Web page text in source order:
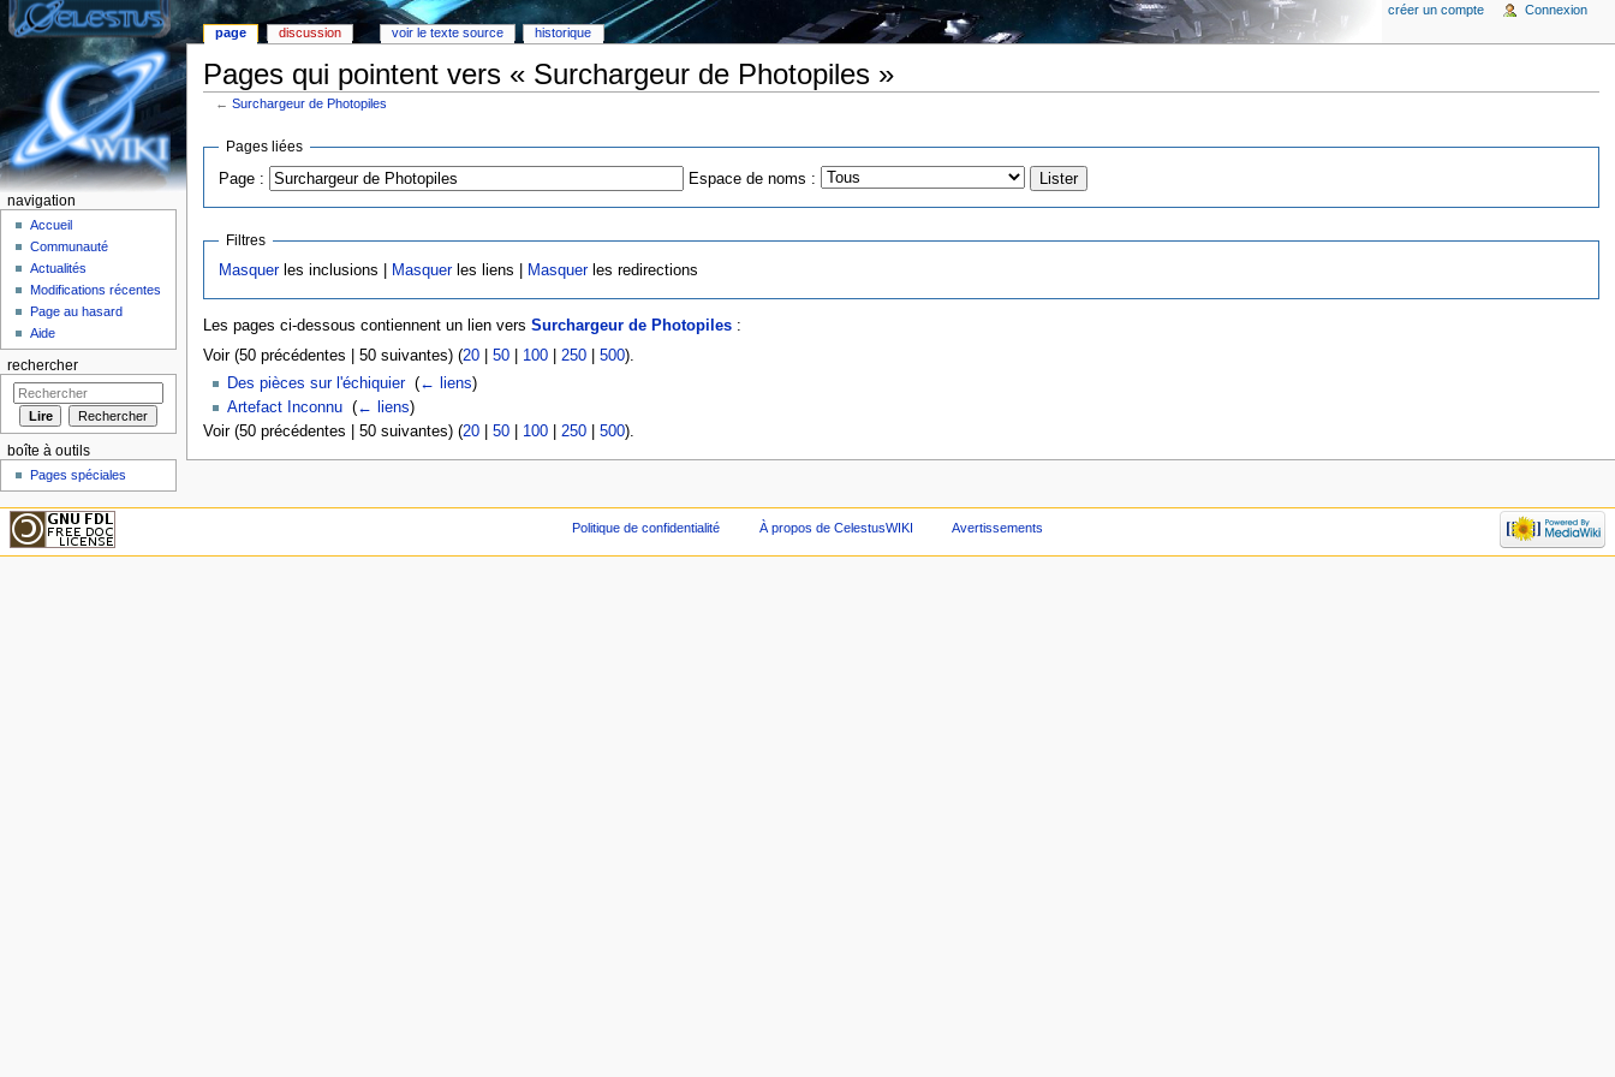
Pages qui pointent vers « Surchargeur de Photopiles »
←Surchargeur de Photopiles
Pages liées
Page :
Espace de noms :
Filtres
Masquerles inclusions | Masquerles liens | Masquerles redirections
Les pages ci-dessous contiennent un lien vers Surchargeur de Photopiles:
Voir (50 précédentes | 50 suivantes) (20| 50| 100| 250| 500).
Des pièces sur l'échiquier‎ (← liens)
Artefact Inconnu‎ (← liens)
Voir (50 précédentes | 50 suivantes) (20| 50| 100| 250| 500).
page discussion voir le texte source historique
créer un compte Connexion
navigation
Accueil
Communauté
Actualités
Modifications récentes
Page au hasard
Aide
rechercher
boîte à outils
Pages spéciales
Politique de confidentialité À propos de CelestusWIKI Avertissements